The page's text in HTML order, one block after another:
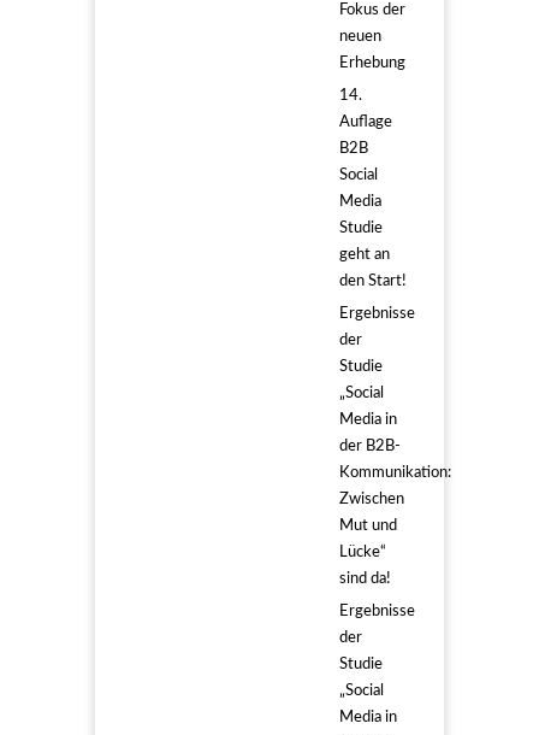
Fokus der
neuen
Erhebung
14.
Auflage
B2B
Social
Media
Studie
geht an
den Start!
Ergebnisse
der
Studie
„Social
Media in
der B2B-
Kommunikation:
Zwischen
Mut und
Lücke“
sind da!
Ergebnisse
der
Studie
„Social
Media in